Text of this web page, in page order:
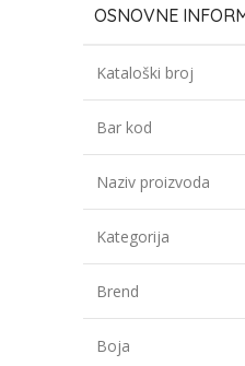
OSNOVNE
Kataloški broj
Bar kod
Naziv proizvoda
Kategorija
Brend
Boja